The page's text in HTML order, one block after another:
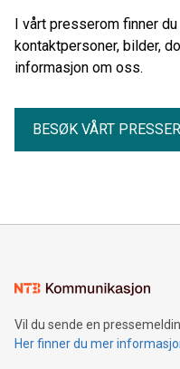
I vårt presserom finner
kontaktpersoner, bilder,
informasjon om oss.
BESØK VÅRT
Vil du sende en
Her finner du mer